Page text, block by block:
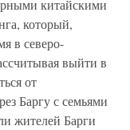
китайскими
который,
в северо-
выйти в
от
Баргу с семьями
жителей Барги